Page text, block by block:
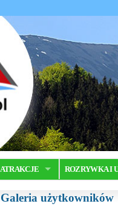
ATRAKCJE ROZRYWKA I
Galeria użytkowników